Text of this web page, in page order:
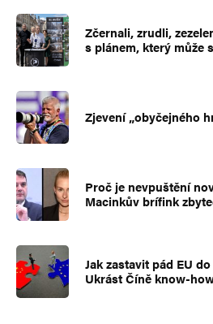
Zčernali, zrudli,
s plánem, který může
Zjevení „obyčejného
Proč je nevpuštění
Macinkův brífink
Jak zastavit pád EU
Ukrást Číně know-